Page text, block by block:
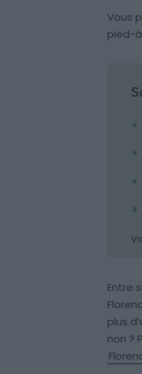
Vous
pied-
Entre
plus
non ?